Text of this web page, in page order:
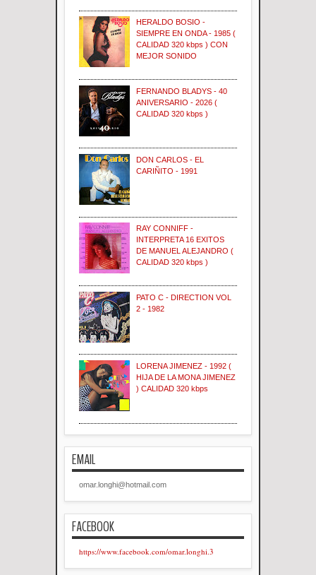
HERALDO BOSIO -
SIEMPRE EN ONDA - 1985 (
CALIDAD 320 kbps ) CON
MEJOR SONIDO
FERNANDO BLADYS - 40
ANIVERSARIO - 2026 (
CALIDAD 320 kbps )
DON CARLOS - EL
CARIÑITO - 1991
RAY CONNIFF -
INTERPRETA 16 EXITOS
DE MANUEL ALEJANDRO (
CALIDAD 320 kbps )
PATO C - DIRECTION VOL
2 - 1982
LORENA JIMENEZ - 1992 (
HIJA DE LA MONA JIMENEZ
) CALIDAD 320 kbps
EMAIL
omar.longhi@hotmail.com
FACEBOOK
https://www.facebook.com/omar.longhi.3